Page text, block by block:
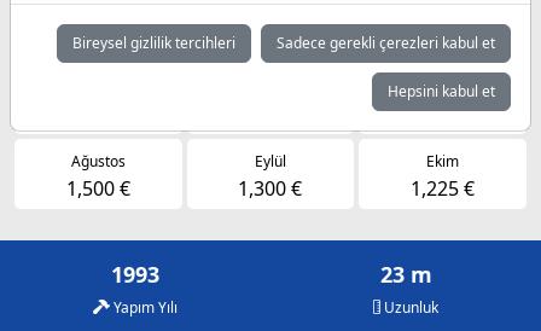
Müsaitlik durumuna göre günlük fiyatlar
Temmuz
1,500 €
Ağustos
1,500 €
Eylül
1,300 €
Ekim
1,225 €
1993
Yapım Yılı
23 m
Uzunluk
Bireysel gizlilik tercihleri Sadece gerekli çerezleri kabul et
Hepsini kabul et